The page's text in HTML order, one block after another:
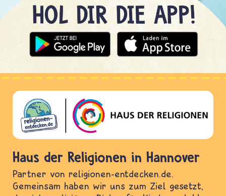
Haus der Religionen in Hannover
Partner von religionen-entdecken.de.
Gemeinsam haben wir uns zum Ziel gesetzt,